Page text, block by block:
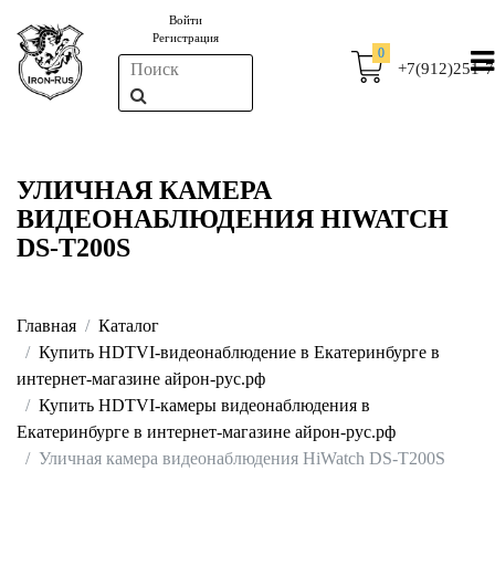
Войти
Регистрация
0
+7(912)251-
УЛИЧНАЯ КАМЕРА
ВИДЕОНАБЛЮДЕНИЯ HIWATCH
DS-T200S
Главная
Каталог
Купить HDTVI-видеонаблюдение в Екатеринбурге в
интернет-магазине айрон-рус.рф
Купить HDTVI-камеры видеонаблюдения в
Екатеринбурге в интернет-магазине айрон-рус.рф
Уличная камера видеонаблюдения HiWatch DS-T200S